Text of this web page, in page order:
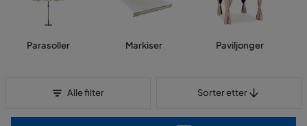
Parasoller Markiser Paviljonger
Alle filter Sorter etter